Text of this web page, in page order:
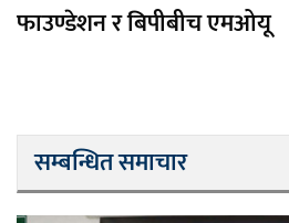
फाउण्डेशन र बिपीबीच एमओयू
सम्बन्धित समाचार